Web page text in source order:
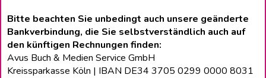
Bitte beachten Sie unbedingt auch unsere geänderte
Bankverbindung, die Sie selbstverständlich auch auf
den künftigen Rechnungen finden:
Avus Buch & Medien Service GmbH
Kreissparkasse Köln | IBAN DE34 3705 0299 0000 8031